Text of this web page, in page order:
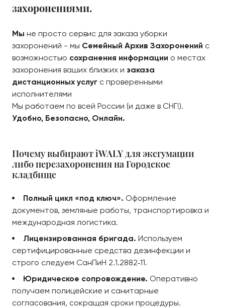
захоронениями.
Мы не просто сервис для заказа уборки
захоронений - мы Семейный Архив Захоронений с
возможностью сохранения информации о местах
захоронения ваших близких и заказа
дистанционных услуг с проверенными
исполнителями
Мы работаем по всей России (и даже в СНГ!).
Удобно, Безопасно, Онлайн.
Почему выбирают iWALY для эксгумации
либо перезахоронения на Городское
кладбище
Полный цикл «под ключ». Оформление
документов, земляные работы, транспортировка и
международная логистика.
Лицензированная бригада. Используем
сертифицированные средства дезинфекции и
строго следуем СанПиН 2.1.2882‑11.
Юридическое сопровождение. Оперативно
получаем полицейские и санитарные
согласования, сокращая сроки процедуры.